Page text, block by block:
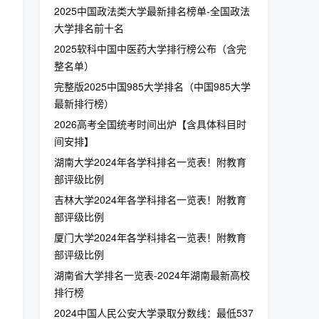
2025中国政法类大学最新排名榜单-全国政法
大学排名前十名
2025软科中国中医药大学排行榜公布（含完
整名单）
完整版2025中国985大学排名（中国985大学
最新排行榜）
2026高考全国统考时间出炉【含具体科目时
间安排】
湖南大学2024年各学科排名一览表！附教育
部评级比例
吉林大学2024年各学科排名一览表！附教育
部评级比例
厦门大学2024年各学科排名一览表！附教育
部评级比例
湖南省大学排名一览表-2024年湖南最新高校
排行榜
2024中国人民公安大学录取分数线：最低537